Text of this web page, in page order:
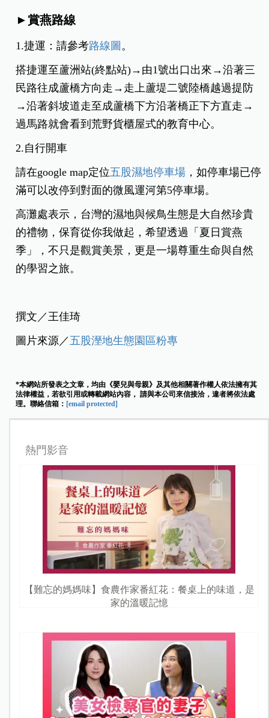
►賞燕路線
​​​​​​1.捷運：請參考路線圖 。
搭捷運至蘆洲站(終點站)→由1號出口出來→沿著三
民路往成蘆橋方向走→走上蘆堤二號陸橋越過提防
→沿著斜坡道走至成蘆橋下方沿著橋正下方直走→
過馬路就會看到荒野貨櫃屋式的教育中心。
2.自行開車
請在google map定位五股濕地停車場 ，如停車場已停
滿可以改停到對面的微風運河第5停車場。
高灘處表示，台灣的濕地與候鳥生態是大自然珍貴
的禮物，保育從你我做起，希望透過「夏日賞燕
季」，不只是觀賞美景，更是一場尊重生命與自然
的學習之旅。
撰文／王佳琦
圖片來源／ 五股溼地生態園區粉專
*本網站所發表之文章，均由《嬰兒與母親》及其他相關著作權人依法擁有其
法律權益，若欲引用或轉載網站內容， 請與本公司來信接洽，違者將依法處
理。聯絡信箱： [email protected]
熱門影音
【難忘的媽媽味】食農作家番紅花：餐桌上的味道，是
家的溫暖記憶